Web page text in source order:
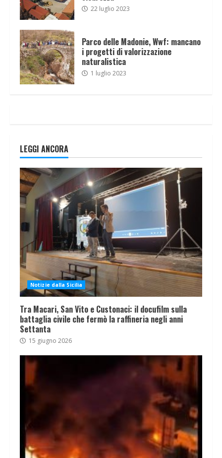
22 luglio 2023
Parco delle Madonie, Wwf: mancano
i progetti di valorizzazione
naturalistica
1 luglio 2023
LEGGI ANCORA
Notizie dalla Sicilia
Tra Macari, San Vito e Custonaci: il docufilm sulla
battaglia civile che fermò la raffineria negli anni
Settanta
15 giugno 2026